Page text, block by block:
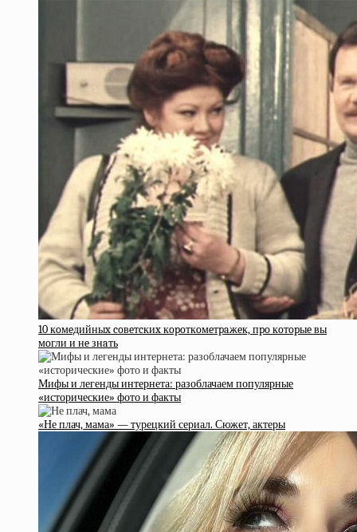
10 кoмeдийныx coвeтcкиx кopoткoмeтpaжeк, пpo кoтopыe вы
мoгли и нe знaть
Мифы и легенды интернета: разоблачаем популярные
«исторические» фото и факты
«Не плач, мама» — турецкий сериал. Сюжет, актеры